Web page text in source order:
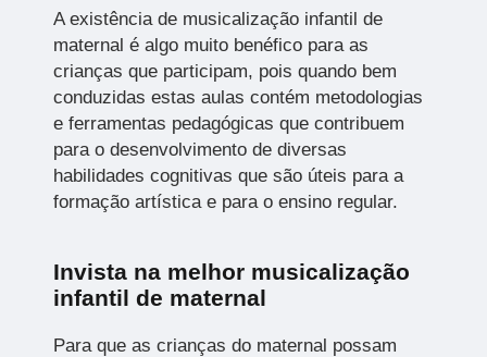
A existência de musicalização infantil de
maternal é algo muito benéfico para as
crianças que participam, pois quando bem
conduzidas estas aulas contém metodologias
e ferramentas pedagógicas que contribuem
para o desenvolvimento de diversas
habilidades cognitivas que são úteis para a
formação artística e para o ensino regular.
Invista na melhor musicalização
infantil de maternal
Para que as crianças do maternal possam